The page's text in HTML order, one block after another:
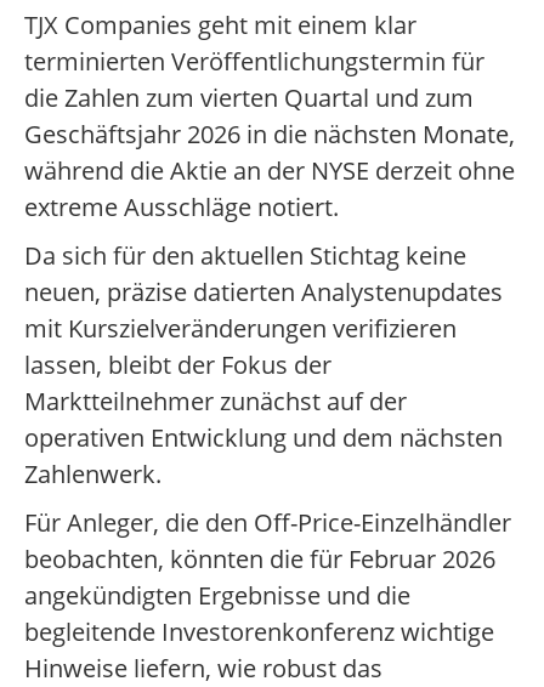
TJX Companies geht mit einem klar
terminierten Veröffentlichungstermin für
die Zahlen zum vierten Quartal und zum
Geschäftsjahr 2026 in die nächsten Monate,
während die Aktie an der NYSE derzeit ohne
extreme Ausschläge notiert.
Da sich für den aktuellen Stichtag keine
neuen, präzise datierten Analystenupdates
mit Kurszielveränderungen verifizieren
lassen, bleibt der Fokus der
Marktteilnehmer zunächst auf der
operativen Entwicklung und dem nächsten
Zahlenwerk.
Für Anleger, die den Off-Price-Einzelhändler
beobachten, könnten die für Februar 2026
angekündigten Ergebnisse und die
begleitende Investorenkonferenz wichtige
Hinweise liefern, wie robust das